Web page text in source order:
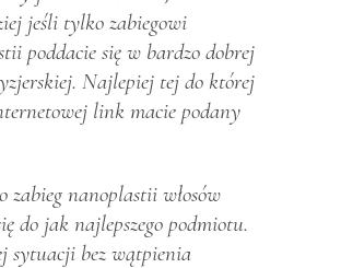
jeśli tylko zabiegowi
poddacie się w bardzo dobrej
Najlepiej tej do której
link macie podany
zabieg nanoplastii włosów
do jak najlepszego podmiotu.
sytuacji bez wątpienia